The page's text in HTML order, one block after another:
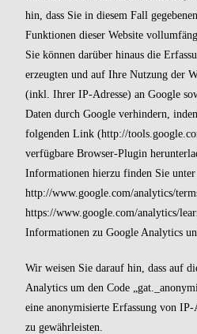
hin, dass Sie in diesem Fall
Funktionen dieser Website
Sie können darüber hinaus die
erzeugten und auf Ihre Nutzung der
(inkl. Ihrer IP-Adresse) an Google
Daten durch Google verhindern,
folgenden Link (http://
verfügbare Browser-Plugin
Informationen hierzu finden Sie unter
http://www.google.com/analytics/
https://www.google.com/analytics/
Informationen zu Google Analytics
Wir weisen Sie darauf hin, dass auf
Analytics um den Code
eine anonymisierte Erfassung von
zu gewährleisten.